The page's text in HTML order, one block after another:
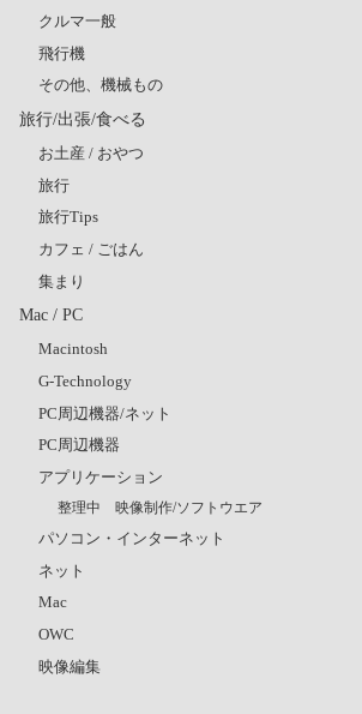
クルマ一般
飛行機
その他、機械もの
旅行/出張/食べる
お土産 / おやつ
旅行
旅行Tips
カフェ / ごはん
集まり
Mac / PC
Macintosh
G-Technology
PC周辺機器/ネット
PC周辺機器
アプリケーション
整理中 映像制作/ソフトウエア
パソコン・インターネット
ネット
Mac
OWC
映像編集